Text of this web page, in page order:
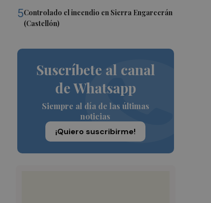
5Controlado el incendio en Sierra Engarcerán
(Castellón)
Suscríbete al canal
de Whatsapp
Siempre al día de las últimas
noticias
¡Quiero suscribirme!